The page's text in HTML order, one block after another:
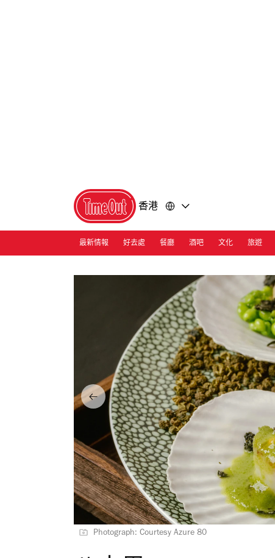
香港
最新情報 好去處 餐廳 酒吧 文化 旅遊
Photograph: Courtesy Azure 80